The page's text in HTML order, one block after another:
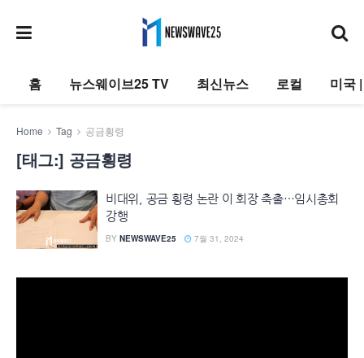
홈 뉴스웨이브25 TV 최신뉴스 로컬 미국
Home Tag 공금횡령
[태그:] 공금횡령
비대위, 공금 횡령 논란 이 회장 축출…임시총회
강행
BY NEWSWAVE25 7월 31, 2024